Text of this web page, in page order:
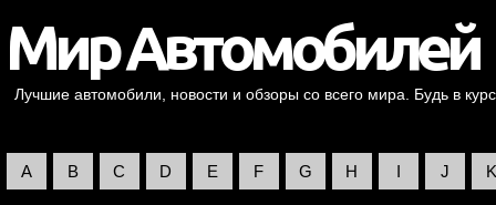
Лучшие автомобили, новости и обзоры со всего мира. Будь в
A B C D E F G H I J K